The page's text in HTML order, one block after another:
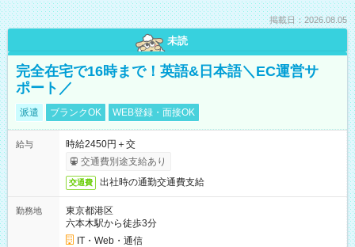
掲載日：2026.08.05
未読
完全在宅で16時まで！英語&日本語＼EC運営サ
ポート／
派遣 ブランクOK WEB登録・面接OK
給与
時給2450円＋交
交通費別途支給あり
交通費 出社時の通勤交通費支給
勤務地
東京都港区
六本木駅から徒歩3分
IT・Web・通信